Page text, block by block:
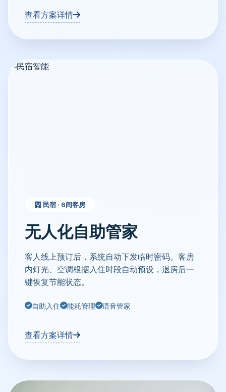
查看方案详情
民宿 · 6间客房
无人化自助管家
客人线上预订后，系统自动下发临时密码。客房
内灯光、空调根据入住时段自动预设，退房后一
键恢复节能状态。
自助入住 能耗管理 语音管家
查看方案详情